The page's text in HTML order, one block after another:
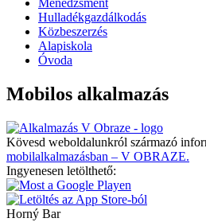
Menedzsment
Hulladékgazdálkodás
Közbeszerzés
Alapiskola
Óvoda
Mobilos alkalmazás
Kövesd weboldalunkról származó
mobilalkalmazásban – V OBRAZE.
Ingyenesen letölthető:
Horný Bar